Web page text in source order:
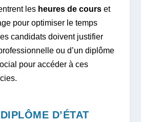
les heures de cours et
pour optimiser le temps
candidats doivent justifier
ou d’un diplôme
pour accéder à ces
D’ÉTAT